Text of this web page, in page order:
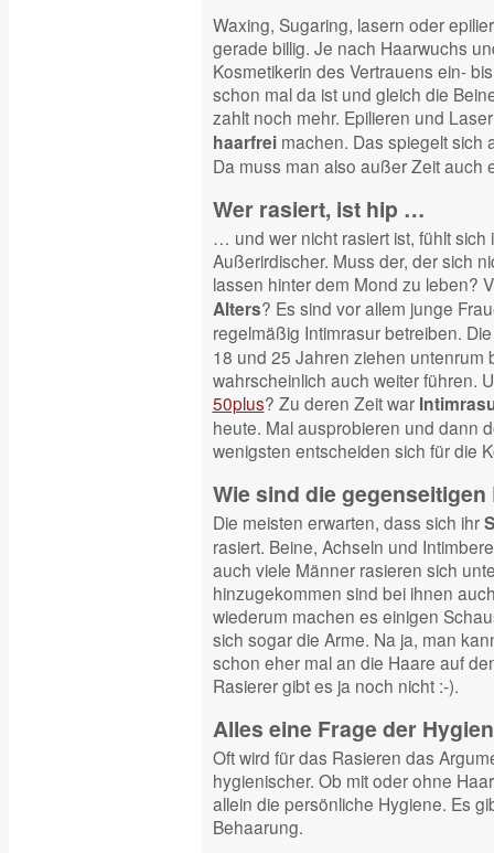
Waxing, Sugaring, lasern oder
gerade billig. Je nach Haarwuchs
Kosmetikerin des Vertrauens ein-
schon mal da ist und gleich die
zahlt noch mehr. Epilieren und
haarfreimachen. Das spiegelt sich
Da muss man also außer Zeit auch
Wer rasiert, ist hip …
… und wer nicht rasiert ist, fühlt sich
Außerirdischer. Muss der, der sich
lassen hinter dem Mond zu leben?
Alters? Es sind vor allem junge
regelmäßig Intimrasur betreiben.
18 und 25 Jahren ziehen untenrum
wahrscheinlich auch weiter führen.
50plus? Zu deren Zeit war
heute. Mal ausprobieren und dann
wenigsten entscheiden sich für die
Wie sind die
Die meisten erwarten, dass sich ihr
rasiert. Beine, Achseln und
auch viele Männer rasieren sich
hinzugekommen sind bei ihnen
wiederum machen es einigen
sich sogar die Arme. Na ja, man
schon eher mal an die Haare auf
Rasierer gibt es ja noch nicht :-).
Alles eine Frage der
Oft wird für das Rasieren das
hygienischer. Ob mit oder ohne
allein die persönliche Hygiene. Es
Behaarung.